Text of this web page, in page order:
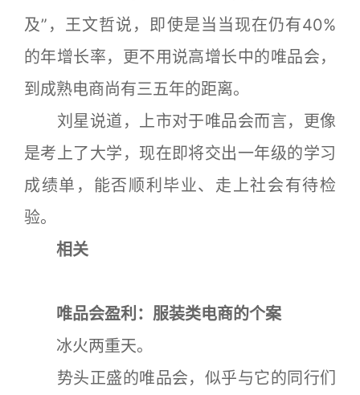
及”，王文哲说，即使是当当现在仍有40%
的年增长率，更不用说高增长中的唯品会，
到成熟电商尚有三五年的距离。
刘星说道，上市对于唯品会而言，更像
是考上了大学，现在即将交出一年级的学习
成绩单，能否顺利毕业、走上社会有待检
验。
相关
唯品会盈利：服装类电商的个案
冰火两重天。
势头正盛的唯品会，似乎与它的同行们